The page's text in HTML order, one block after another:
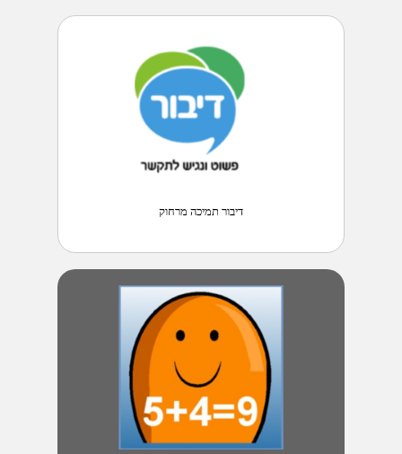
דיבור תמיכה מרחוק